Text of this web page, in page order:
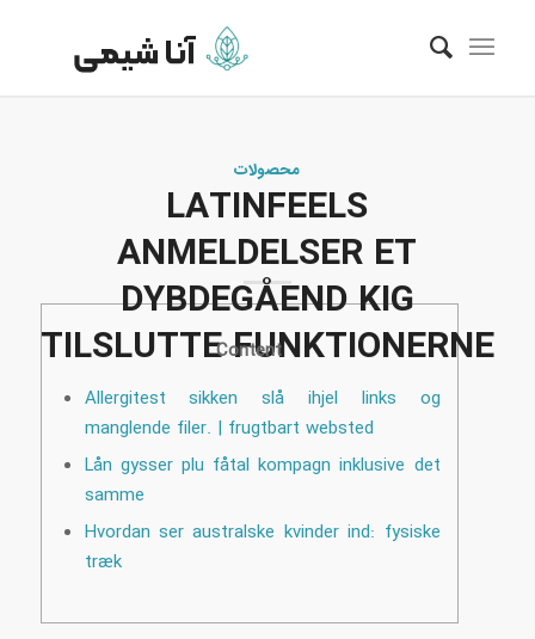
محصولات
LATINFEELS
ANMELDELSER ET
DYBDEGÅEND KIG
TILSLUTTE FUNKTIONERNE
Content
Allergitest sikken slå ihjel links og
manglende filer. | frugtbart websted
Lån gysser plu fåtal kompagn inklusive det
samme
Hvordan ser australske kvinder ind: fysiske
træk